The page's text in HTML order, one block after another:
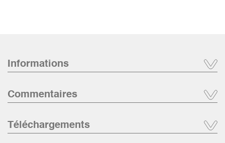
Informations
Commentaires
Téléchargements